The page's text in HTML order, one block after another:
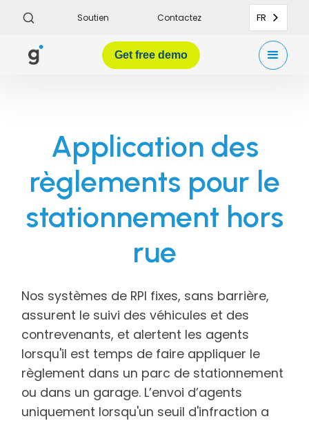
Soutien Contactez FR
Get free demo
Application des
règlements pour le
stationnement hors
rue
Nos systèmes de RPI fixes, sans barrière,
assurent le suivi des véhicules et des
contrevenants, et alertent les agents
lorsqu'il est temps de faire appliquer le
règlement dans un parc de stationnement
ou dans un garage. L’envoi d’agents
uniquement lorsqu'un seuil d'infraction a